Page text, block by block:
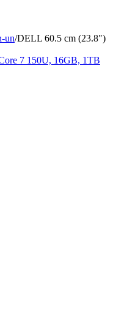
un/DELL 60.5 cm (23.8")